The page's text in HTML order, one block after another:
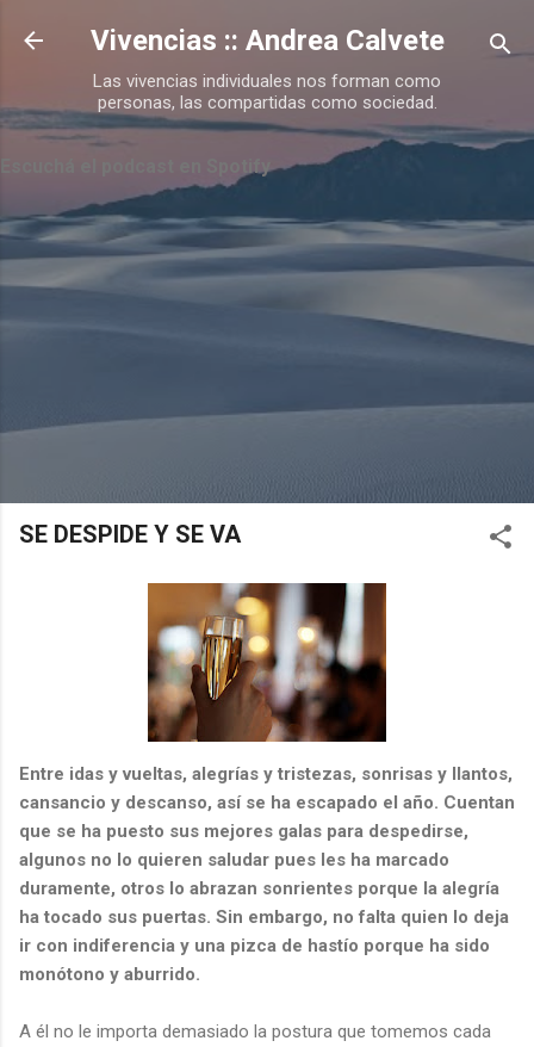
Ir al contenido principal
Vivencias :: Andrea Calvete
Las vivencias individuales nos forman como
personas, las compartidas como sociedad.
Escuchá el podcast en Spotify
SE DESPIDE Y SE VA
Entre idas y vueltas, alegrías y tristezas, sonrisas y llantos,
cansancio y descanso, así se ha escapado el año. Cuentan
que se ha puesto sus mejores galas para despedirse,
algunos no lo quieren saludar pues les ha marcado
duramente, otros lo abrazan sonrientes porque la alegría
ha tocado sus puertas. Sin embargo, no falta quien lo deja
ir con indiferencia y una pizca de hastío porque ha sido
monótono y aburrido.
A él no le importa demasiado la postura que tomemos cada